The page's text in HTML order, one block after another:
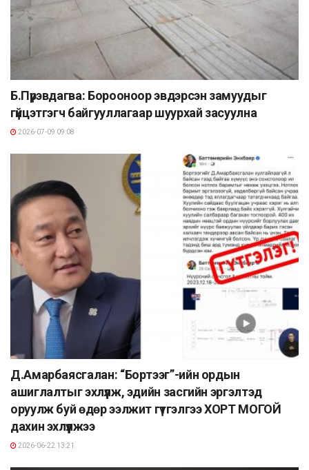
Б.Пүрэвдагва: Борооноор эвдэрсэн замуудыг
гүйцэтгэгч байгууллагаар шуурхай засуулна
2026-07-09 09:08
Д.Амарбаясгалан: “Бортээг”-ийн ордын
ашиглалтыг эхлүүлж, эдийн засгийн эргэлтэд
оруулж буй өдөр ээлжит гүтгэлгээ ХОРТ МОГОЙ
дахин эхлүүлжээ
2026-06-22 13:21